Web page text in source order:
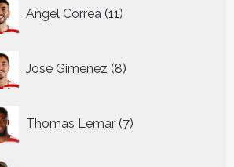
Angel Correa 11
producten
Jose Gimenez 8
producten
Thomas Lemar 7
producten